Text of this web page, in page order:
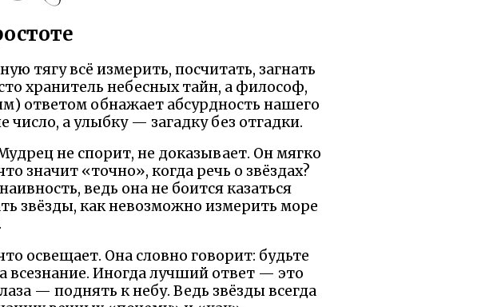
тягу всё измерить, посчитать, загнать
хранитель небесных тайн, а философ,
ответом обнажает абсурдность нашего
а улыбку — загадку без отгадки.
не спорит, не доказывает. Он мягко
значит «точно», когда речь о звёздах?
ведь она не боится казаться
звёзды, как невозможно измерить море
освещает. Она словно говорит: будьте
всезнание. Иногда лучший ответ — это
— поднять к небу. Ведь звёзды всегда